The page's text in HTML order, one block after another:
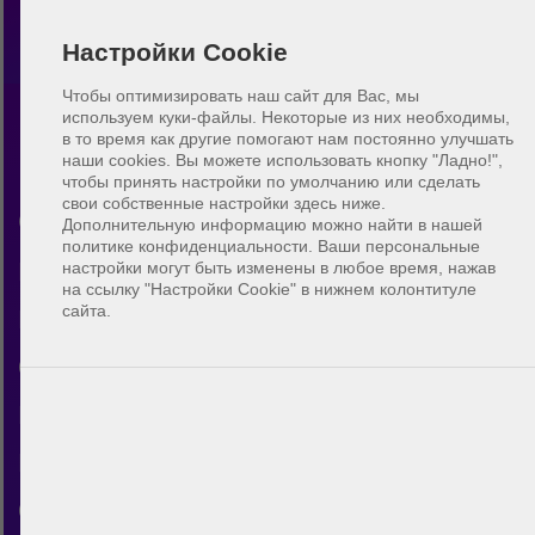
Настройки Cookie
Чтобы оптимизировать наш сайт для Вас, мы
используем куки-файлы. Некоторые из них необходимы,
в то время как другие помогают нам постоянно улучшать
наши cookies. Вы можете использовать кнопку "Ладно!",
чтобы принять настройки по умолчанию или сделать
свои собственные настройки здесь ниже.
Дополнительную информацию можно найти в нашей
политике конфиденциальности. Ваши персональные
настройки могут быть изменены в любое время, нажав
на ссылку "Настройки Cookie" в нижнем колонтитуле
сайта.
Пляжный волейбол Прово
Открой для себя сообщество
пляжного волейбола в Прово. С
помощью BeachUp ты можешь
общаться с другими игроками,
собственные игры и заводить